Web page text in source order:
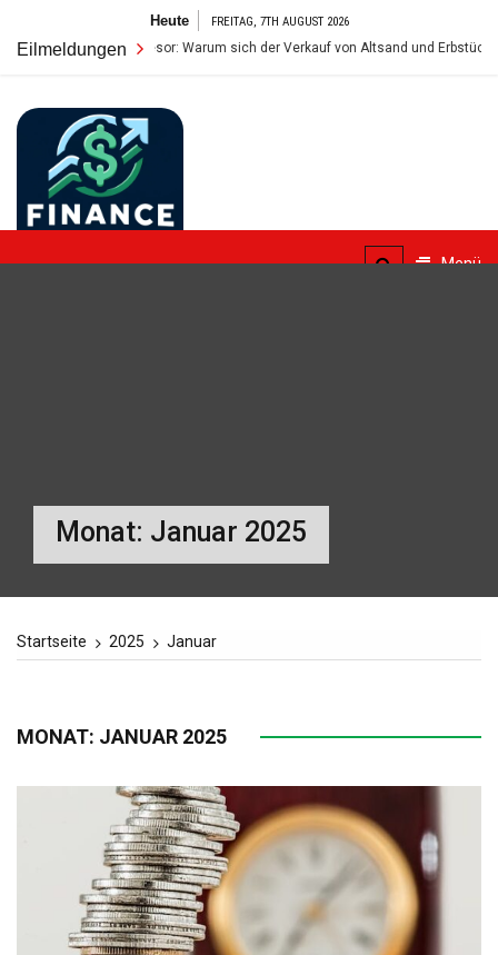
springen
Heute FREITAG, 7TH AUGUST 2026
Eilmeldungen
wahre Wert im Tresor: Warum sich der Verkauf von Altsand und Erbstücken so
Finanzielle Bildung für alle Menü
Monat: Januar 2025
Startseite 2025 Januar
MONAT: JANUAR 2025